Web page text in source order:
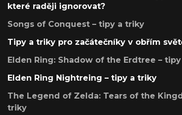
které raději ignorovat?
Songs of Conquest – tipy a triky
Tipy a triky pro začátečníky v obřím
Elden Ring: Shadow of the Erdtree –
Elden Ring Nightreing – tipy a triky
The Legend of Zelda: Tears of the
triky